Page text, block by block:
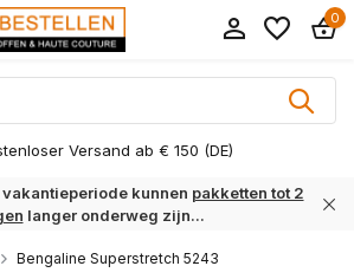
0
Versand ab € 150 (DE)
vakantieperiode kunnen pakketten tot 2
langer onderweg zijn...
Bengaline Superstretch 5243